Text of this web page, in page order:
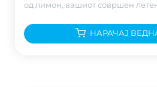
од лимон, вашиот совршен
НАРАЧАЈ